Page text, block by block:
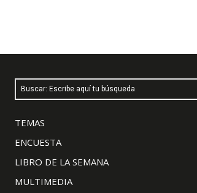
Buscar: Escribe aquí tu búsqueda
TEMAS
ENCUESTA
LIBRO DE LA SEMANA
MULTIMEDIA